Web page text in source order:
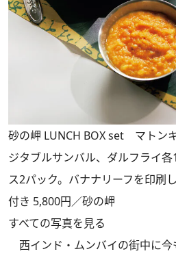
砂の岬 LUNCH BOX set マトン
ジタブルサンバル、ダルフライ
ス2パック。バナナリーフを印刷
付き 5,800円／砂の岬
すべての写真を見る
西インド・ムンバイの街中に